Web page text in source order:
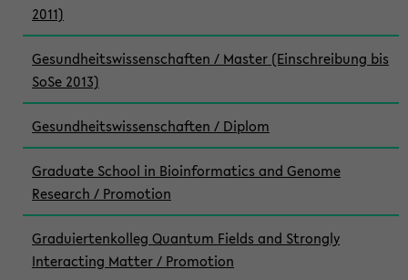
2011)
Gesundheitswissenschaften / Master (Einschreibung bis
SoSe 2013)
Gesundheitswissenschaften / Diplom
Graduate School in Bioinformatics and Genome
Research / Promotion
Graduiertenkolleg Quantum Fields and Strongly
Interacting Matter / Promotion